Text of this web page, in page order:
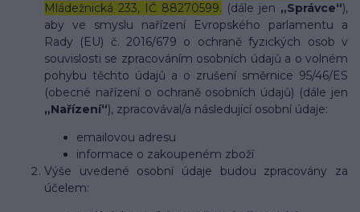
Mládežnická 233, IČ 88270599. (dále jen „Správce“),
aby ve smyslu nařízení Evropského parlamentu a
Rady (EU) č. 2016/679 o ochraně fyzických osob v
souvislosti se zpracováním osobních údajů a o volném
pohybu těchto údajů a o zrušení směrnice 95/46/ES
(obecné nařízení o ochraně osobních údajů) (dále jen
„Nařízení“), zpracovával/a následující osobní údaje:
emailovou adresu
informace o zakoupeném zboží
Výše uvedené osobní údaje budou zpracovány za
účelem: